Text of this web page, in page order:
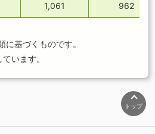
1,061 962
基づくものです。
います。
トップ